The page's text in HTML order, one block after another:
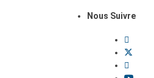
Nous Suivre